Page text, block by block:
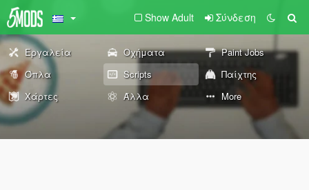
Show Adult Σύνδεση
Εργαλεία Οχήματα
Paint Jobs
Όπλα
Scripts
Παίχτης
Χάρτες
Άλλα More